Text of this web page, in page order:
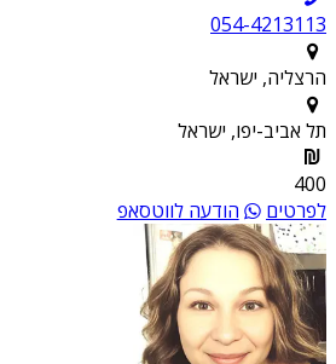
054-4213113
הרצליה, ישראל
תל אביב-יפו, ישראל
400
לפרטים
הודעה לווטסאפ